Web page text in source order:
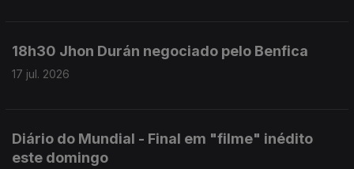
18h30 Jhon Durán negociado pelo Benfica
17 jul. 2026
Diário do Mundial - Final em "filme" inédito
este domingo